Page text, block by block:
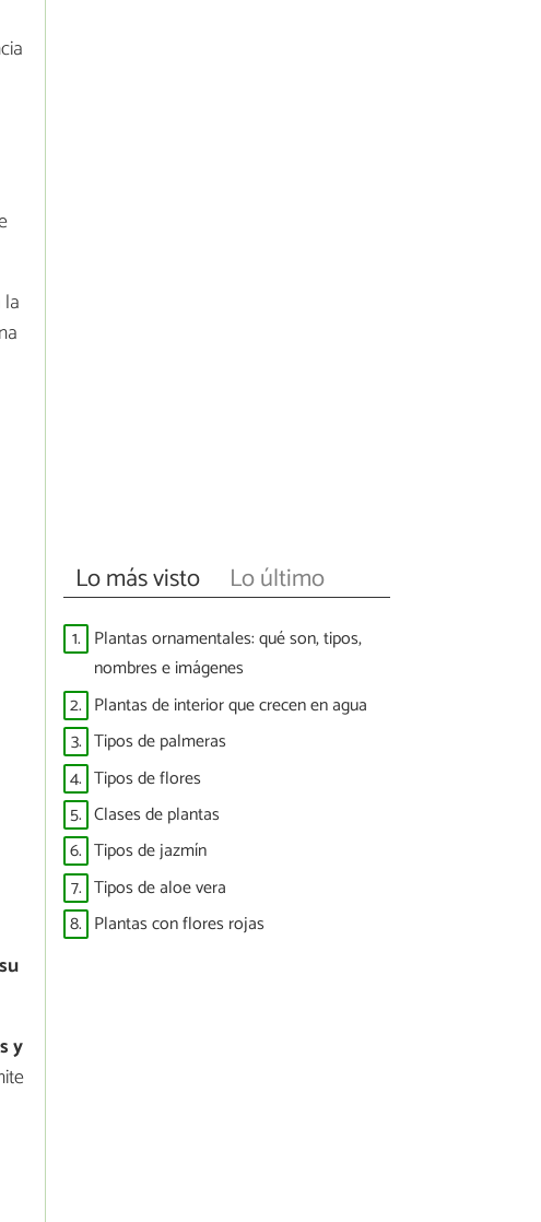
y
Lo más visto Lo último
1. Plantas ornamentales: qué son, tipos,
nombres e imágenes
2. Plantas de interior que crecen en agua
3. Tipos de palmeras
4. Tipos de flores
5. Clases de plantas
6. Tipos de jazmín
7. Tipos de aloe vera
8. Plantas con flores rojas